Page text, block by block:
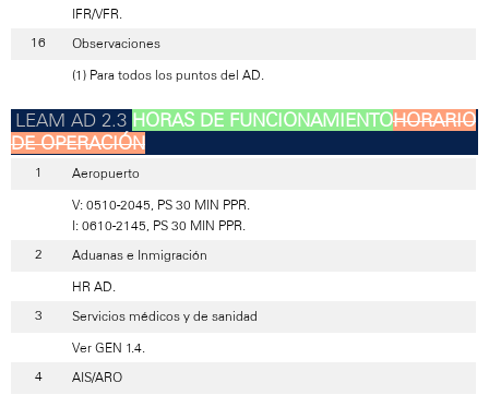
IFR/VFR.
Observaciones
(1) Para todos los puntos del AD.
HORAS DE FUNCIONAMIENTOHORARIO
DE OPERACIÓN
Aeropuerto
V: 0510-2045, PS 30 MIN PPR.
I: 0610-2145, PS 30 MIN PPR.
Aduanas e Inmigración
HR AD.
Servicios médicos y de sanidad
Ver GEN 1.4.
AIS/ARO